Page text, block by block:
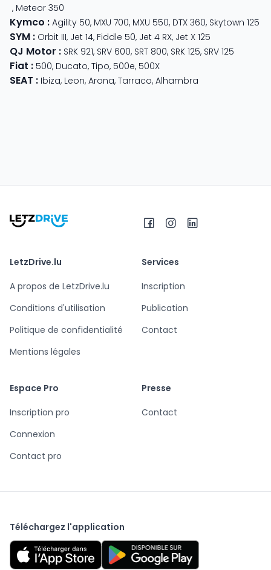
, Meteor 350
Kymco : Agility 50, MXU 700, MXU 550, DTX 360, Skytown 125
SYM : Orbit III, Jet 14, Fiddle 50, Jet 4 RX, Jet X 125
QJ Motor : SRK 921, SRV 600, SRT 800, SRK 125, SRV 125
Fiat : 500, Ducato, Tipo, 500e, 500X
SEAT : Ibiza, Leon, Arona, Tarraco, Alhambra
LetzDrive.lu
A propos de LetzDrive.lu
Conditions d'utilisation
Politique de confidentialité
Mentions légales
Services
Inscription
Publication
Contact
Espace Pro
Inscription pro
Connexion
Contact pro
Presse
Contact
Téléchargez l'application